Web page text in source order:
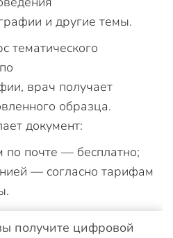
и другие темы.
тематического
врач получает
образца.
документ:
почте — бесплатно;
— согласно тарифам
получите цифровой